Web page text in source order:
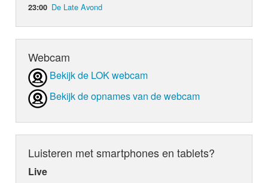
23:00 De Late Avond
Webcam
Bekijk de LOK webcam
Bekijk de opnames van de webcam
Luisteren met smartphones en tablets?
Live